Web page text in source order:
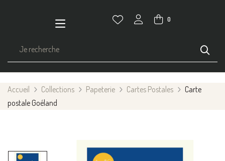
0
Accueil Collections Papeterie Cartes Postales
Carte
postale Goéland